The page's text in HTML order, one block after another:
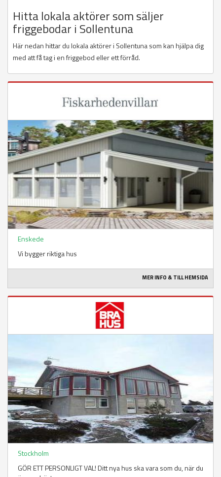
Hitta lokala aktörer som säljer
friggebodar i Sollentuna
Här nedan hittar du lokala aktörer i Sollentuna som kan hjälpa dig
med att få tag i en friggebod eller ett förråd.
Enskede
Vi bygger riktiga hus
MER INFO & TILL HEMSIDA
Stockholm
GÖR ETT PERSONLIGT VAL! Ditt nya hus ska vara som du, när du